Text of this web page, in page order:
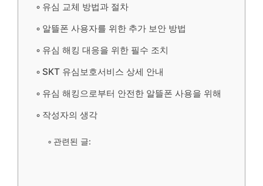
유심 교체 방법과 절차
알뜰폰 사용자를 위한 추가 보안 방법
유심 해킹 대응을 위한 필수 조치
SKT 유심보호서비스 상세 안내
유심 해킹으로부터 안전한 알뜰폰 사용을 위해
작성자의 생각
관련된 글: